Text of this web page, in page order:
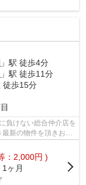
」駅 徒歩4分
」駅 徒歩11分
徒歩15分
負けない総合仲介店を
新の物件を頂きお客
：2,000円 )
1ヶ月